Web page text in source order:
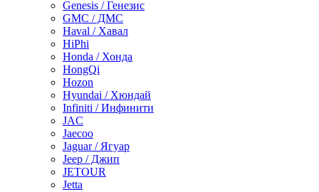
Genesis / Генезис
GMC / ДМС
Haval / Хавал
HiPhi
Honda / Хонда
HongQi
Hozon
Hyundai / Хюндай
Infiniti / Инфинити
JAC
Jaecoo
Jaguar / Ягуар
Jeep / Джип
JETOUR
Jetta